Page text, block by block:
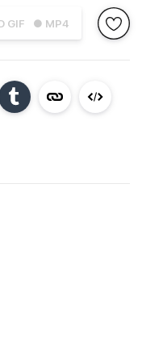
GIF ● MP4